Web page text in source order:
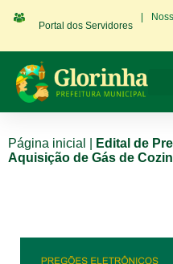
Portal dos Servidores
Página inicial
Edital de
Aquisição de Gás de